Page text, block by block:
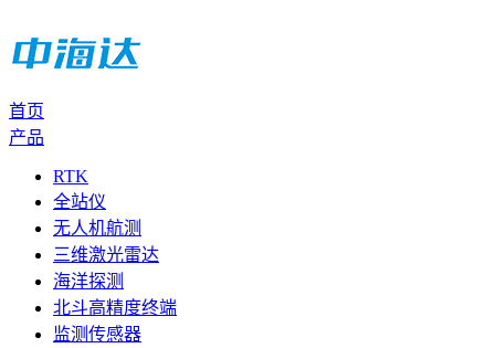
首页
产品
RTK
全站仪
无人机航测
三维激光雷达
海洋探测
北斗高精度终端
监测传感器